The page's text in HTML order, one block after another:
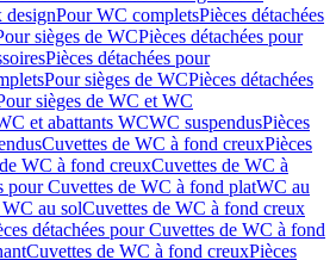
designPour WC completsPièces détachées
sièges de WCPièces détachées pour
Pièces détachées pour
Pour sièges de WCPièces détachées
sièges de WC et WC
et abattants WCWC suspendusPièces
Cuvettes de WC à fond creuxPièces
WC à fond creuxCuvettes de WC à
pour Cuvettes de WC à fond platWC au
WC au solCuvettes de WC à fond creux
détachées pour Cuvettes de WC à fond
Cuvettes de WC à fond creuxPièces